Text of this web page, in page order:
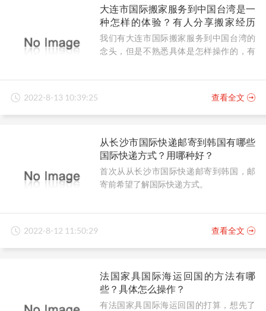
大连市国际搬家服务到中国台湾是一
种怎样的体验？有人分享搬家经历
吗？
我们有大连市国际搬家服务到中国台湾的
念头，但是不熟悉具体是怎样操作的，有
2022-8-13 10:39:25 查看全文
从长沙市国际快递邮寄到韩国有哪些
国际快递方式？用哪种好？
首次从从长沙市国际快递邮寄到韩国，邮
寄前希望了解国际快递方式。
2022-8-12 11:50:29 查看全文
法国家具国际海运回国的方法有哪
些？具体怎么操作？
有法国家具国际海运回国的打算，想先了